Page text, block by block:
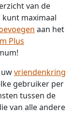
van de
maximaal
aan het
Plus
vriendenkring
gebruiker per
tussen de
van alle andere